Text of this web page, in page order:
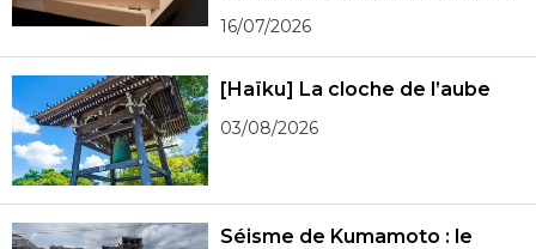
16/07/2026
[Haïku] La cloche de l’aube
03/08/2026
Séisme de Kumamoto : le